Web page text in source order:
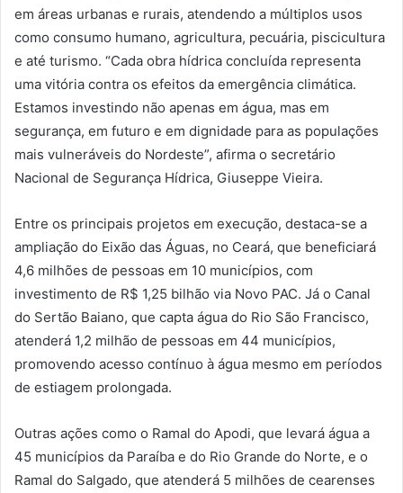
em áreas urbanas e rurais, atendendo a múltiplos usos
como consumo humano, agricultura, pecuária, piscicultura
e até turismo. “Cada obra hídrica concluída representa
uma vitória contra os efeitos da emergência climática.
Estamos investindo não apenas em água, mas em
segurança, em futuro e em dignidade para as populações
mais vulneráveis do Nordeste”, afirma o secretário
Nacional de Segurança Hídrica, Giuseppe Vieira.
Entre os principais projetos em execução, destaca-se a
ampliação do Eixão das Águas, no Ceará, que beneficiará
4,6 milhões de pessoas em 10 municípios, com
investimento de R$ 1,25 bilhão via Novo PAC. Já o Canal
do Sertão Baiano, que capta água do Rio São Francisco,
atenderá 1,2 milhão de pessoas em 44 municípios,
promovendo acesso contínuo à água mesmo em períodos
de estiagem prolongada.
Outras ações como o Ramal do Apodi, que levará água a
45 municípios da Paraíba e do Rio Grande do Norte, e o
Ramal do Salgado, que atenderá 5 milhões de cearenses